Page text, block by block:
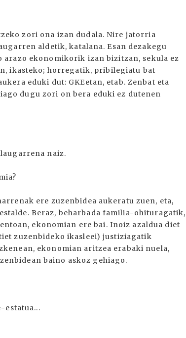
zori ona izan dudala. Nire jatorria
aldetik, katalana. Esan dezakegu
ekonomikorik izan bizitzan, sekula ez
ikasteko; horregatik, pribilegiatu bat
eduki dut: GKEetan, etab. Zenbat eta
dugu zori on bera eduki ez dutenen
naiz.
ere zuzenbidea aukeratu zuen, eta,
Beraz, beharbada familia-ohituragatik,
ekonomian ere bai. Inoiz azaldua diet
zuzenbideko ikasleei) justiziagatik
ekonomian aritzea erabaki nuela,
baino askoz gehiago.
estatua...